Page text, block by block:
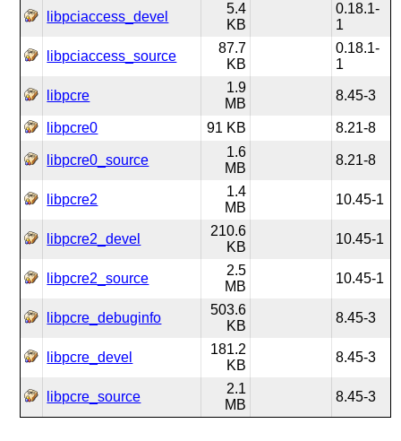
libpciaccess_devel
5.4
KB
0.18.1-
1
libpciaccess_source
87.7
KB
0.18.1-
1
libpcre
1.9
MB
8.45-3
libpcre0 91 KB 8.21-8
libpcre0_source
1.6
MB
8.21-8
libpcre2
1.4
MB
10.45-1
libpcre2_devel
210.6
KB
10.45-1
libpcre2_source
2.5
MB
10.45-1
libpcre_debuginfo
503.6
KB
8.45-3
libpcre_devel
181.2
KB
8.45-3
libpcre_source
2.1
MB
8.45-3